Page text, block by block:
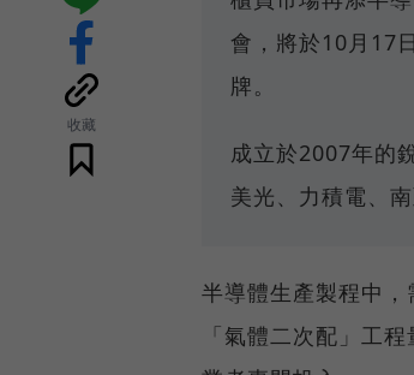
收藏
會，將於10月17
牌。
成立於2007年的
美光、力積電、
半導體生產製程中
「氣體二次配」工